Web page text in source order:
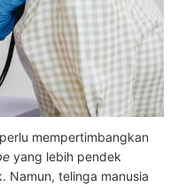
mempertimbangkan
yang lebih pendek
Namun, telinga manusia